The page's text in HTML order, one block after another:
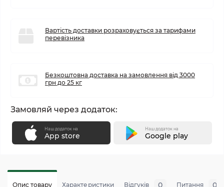
Вартість доставки розраховується за тарифами
перевізника
Безкоштовна доставка на замовлення від 3000
грн до 25 кг
Замовляй через додаток:
Наш додаток на
App store
Наш додаток на
Google play
Опис товару Характеристики Відгуків 0 Питання 0